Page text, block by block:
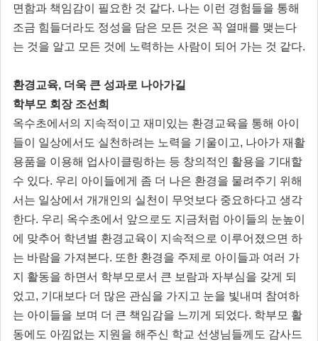
면함과 책임감이 필요한 것 같다. 나는 이런 경험들을 통해
조금 힘들더라도 정성을 담은 모든 것은 꼭 열매를 맺는다
는 것을 알고 모든 것에 노력하는 사람이 되어 가는 것 같다.
환경교육, 더욱 큰 성과로 나아가길
학부모 회장 조선희
옥수초에서의 지속적이고 재미있는 환경교육을 통해 아이
들이 일상에서도 실천하려는 노력을 기울이고, 나아가 재활
용품을 이용해 업사이클링하는 등 창의적인 활용을 기대할
수 있다. 우리 아이들에게 좀 더 나은 환경을 물려주기 위해
서는 일상에서 개개인의 실천이 무엇보다 중요하다고 생각
한다. 우리 옥수초에서 앞으로도 지금처럼 아이들의 눈높이
에 맞추어 학년별 환경교육이 지속적으로 이루어졌으면 하
는 바람을 가져본다. 또한 환경을 주제로 아이들과 여러 가
지 활동을 하면서 학부모로서 큰 보람과 자부심을 갖게 되
었고, 기대보다 더 많은 관심을 가지고 눈을 빛내며 참여하
는 아이들을 보며 더 큰 책임감을 느끼게 되었다. 학부모 활
동에도 아낌없는 지원을 해주신 학교 선생님들께도 감사드